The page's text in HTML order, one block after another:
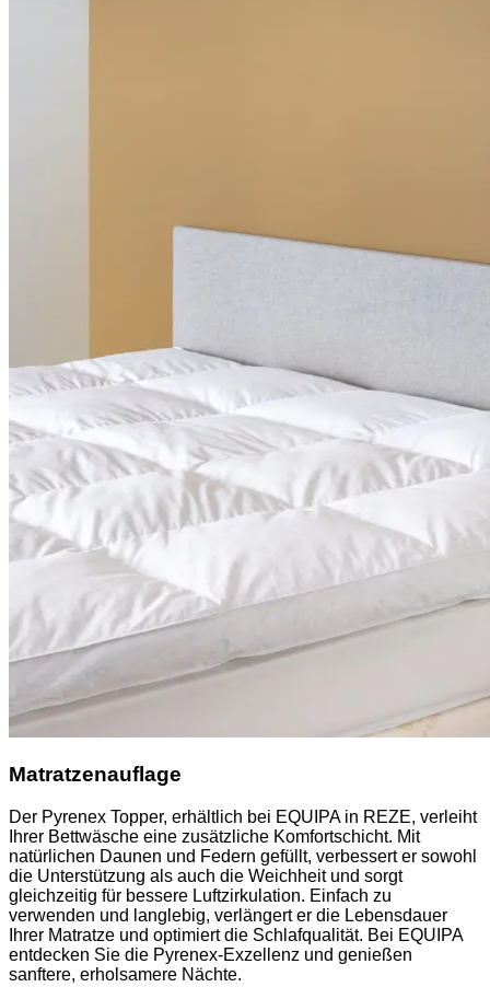
Matratzenauflage
Der Pyrenex Topper, erhältlich bei EQUIPA in REZE, verleiht
Ihrer Bettwäsche eine zusätzliche Komfortschicht. Mit
natürlichen Daunen und Federn gefüllt, verbessert er sowohl
die Unterstützung als auch die Weichheit und sorgt
gleichzeitig für bessere Luftzirkulation. Einfach zu
verwenden und langlebig, verlängert er die Lebensdauer
Ihrer Matratze und optimiert die Schlafqualität. Bei EQUIPA
entdecken Sie die Pyrenex-Exzellenz und genießen
sanftere, erholsamere Nächte.